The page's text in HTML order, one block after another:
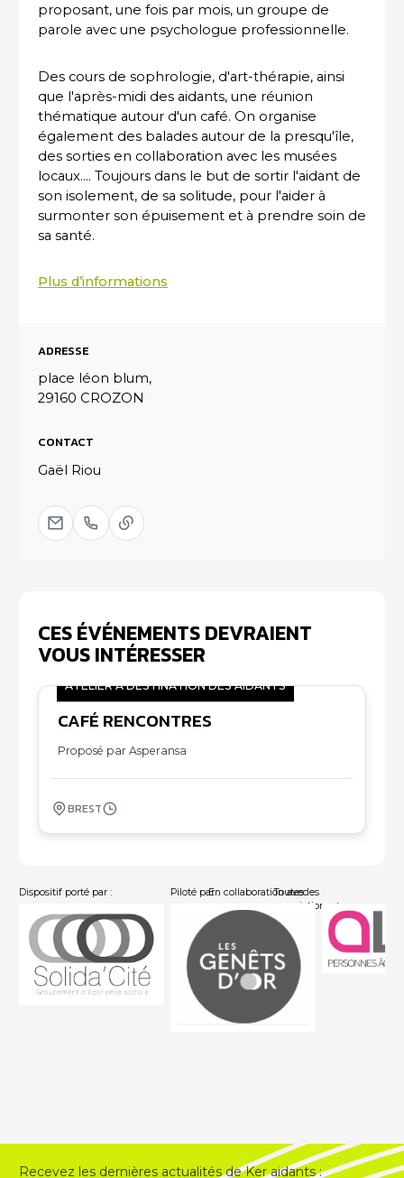
proposant, une fois par mois, un groupe de
parole avec une psychologue professionnelle.
Des cours de sophrologie, d'art-thérapie, ainsi
que l'après-midi des aidants, une réunion
thématique autour d'un café. On organise
également des balades autour de la presqu'île,
des sorties en collaboration avec les musées
locaux.... Toujours dans le but de sortir l'aidant de
son isolement, de sa solitude, pour l'aider à
surmonter son épuisement et à prendre soin de
sa santé.
Plus d’informations
ADRESSE
place léon blum,
29160 CROZON
CONTACT
Gaël Riou
CES ÉVÉNEMENTS DEVRAIENT
VOUS INTÉRESSER
07
ATELIER À DESTINATION DES AIDANTS
CAFÉ RENCONTRES
Proposé par Asperansa
BREST
Dispositif porté par : Piloté par :En collaboration avec :
Toutes les
associations
Recevez les dernières actualités de Ker aidants :